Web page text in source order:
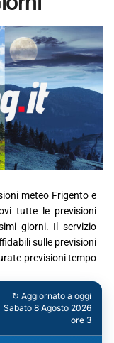
meteo Frigento e
tutte le previsioni
giorni. Il servizio
sulle previsioni
previsioni tempo
↻ Aggiornato a oggi
Sabato 8 Agosto 2026
ore 3